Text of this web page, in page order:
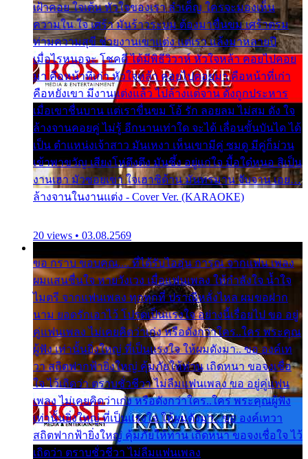
เฝ้าคอย ใจเต้น หัวใจของเรา ลำเค็ญ ใครจะมองเห็น
ความใน ใจ เศร้า มันร้าวระบม ต้องมาขื่นขม เศร้าตรม
ท่ามความสุขี ช่วยงานเขาแต่ง แต่เรา แล้งมาหลายปี
เมื่อไรหนอจะ โชคดี ได้มีพิธีวิวาห์ หัวใจหล้า คอยไปคอย
มา คือหน้าที่เก่า หัวใจหล้า คอยไปคอยมา คือหน้าที่เก่า
คือหยังเขา มีงานแต่งแล้ว ไปล้างแต่จาน ดั่งถูกประหาร
เมื่อเขาชื่นบาน แต่เราขื่นขม โอ้ รัก ลอยลม ไม่สม ดัง ใจ
ล้างจานคอยคู่ ไม่รู้ อีกนานเท่าใด จะได้ เลื่อนขั้นบันได ได้
เป็น ตำแหน่งเจ้าสาว มันเหงา เห็นเขามีคู่ ซมดู มีคู่ก็ม่วน
เข้าพาขวัญ เสียงโห่ตึงตึง มันซึ้ง อยู่แก่ใจ มื้อใด๋หนอ สิเป็น
งานเฮา มัวซอยเขา ใจเฮาซิด้าน มันทรมาน จับจาน เอย…
ล้างจานในงานแต่ง - Cover Ver. (KARAOKE)
20 views • 03.08.2569
ขอ กราบ ขอบคุณ.... ที่ได้รับไออุ่น การุณ จากแฟน เพลง
ผมแสนชื่นใจ หายวังเวง เมื่อแฟนเพลง ให้กำลังใจ น้ำใจ
ไมตรี จากแฟนเพลง ทุกทุกที่ ปราณีหลั่งไหล ผมขอฝาก
นาม ยอดรักเอาไว้ โปรดเป็นแรงใจ อย่างนี้เรื่อยไป ขอ อยู่
คู่แฟนเพลง ไม่เคยคิดว่าเก่ง หรือดังกว่าใคร..ใคร พระคุณ
ผู้ฟัง เท่านั้นยิ่งใหญ่ ที่เป็นแรงใจ ให้ผมดังมา.. ขอ องค์เท
วา สถิตฟากฟ้ายิ่งใหญ่ คุ้มภัยให้ท่าน เถิดหนา ขอจงเชื่อ
ใจ ไว้เถิดว่า ตราบชั่วชีวา ไม่ลืมแฟนเพลง ขอ อยู่คู่แฟน
เพลง ไม่เคยคิดว่าเก่ง หรือดังกว่าใคร..ใคร พระคุณผู้ฟัง
เท่านั้นยิ่งใหญ่ ที่เป็นแรงใจ ให้ผมดังมา.. ขอ องค์เทวา
สถิตฟากฟ้ายิ่งใหญ่ คุ้มภัยให้ท่าน เถิดหนา ขอจงเชื่อใจ ไว้
เถิดว่า ตราบชั่วชีวา ไม่ลืมแฟนเพลง